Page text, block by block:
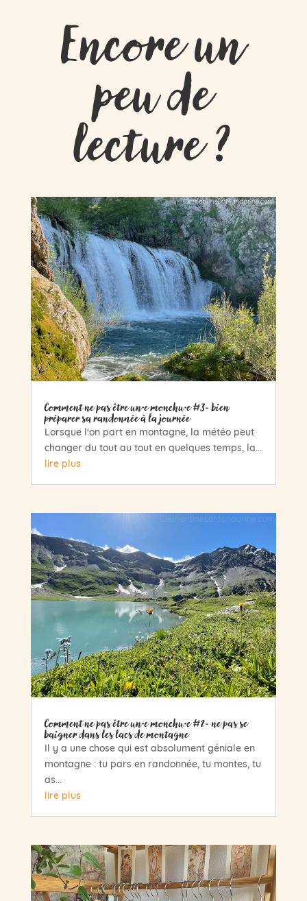
Encore un
peu de
lecture ?
Comment ne pas être un·e monchu·e #3- bien
préparer sa randonnée à la journée
Lorsque l'on part en montagne, la météo peut
changer du tout au tout en quelques temps, la...
lire plus
Comment ne pas être un·e monchu·e #2- ne pas se
baigner dans les lacs de montagne
Il y a une chose qui est absolument géniale en
montagne : tu pars en randonnée, tu montes, tu
as...
lire plus